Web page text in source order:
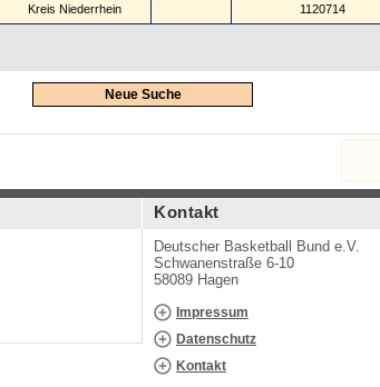
Kreis Niederrhein 1120714
Neue Suche
Kontakt
Deutscher Basketball Bund e.V.
Schwanenstraße 6-10
58089 Hagen
Impressum
Datenschutz
Kontakt